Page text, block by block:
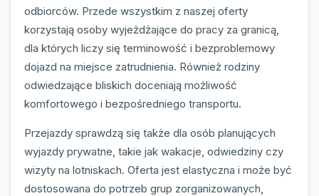
odbiorców. Przede wszystkim z naszej oferty
korzystają osoby wyjeżdżające do pracy za granicą,
dla których liczy się terminowość i bezproblemowy
dojazd na miejsce zatrudnienia. Również rodziny
odwiedzające bliskich doceniają możliwość
komfortowego i bezpośredniego transportu.
Przejazdy sprawdzą się także dla osób planujących
wyjazdy prywatne, takie jak wakacje, odwiedziny czy
wizyty na lotniskach. Oferta jest elastyczna i może być
dostosowana do potrzeb grup zorganizowanych,